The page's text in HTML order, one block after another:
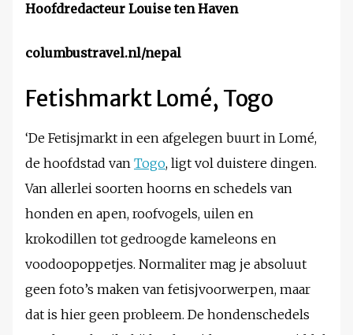
Hoofdredacteur Louise ten Haven
columbustravel.nl/nepal
Fetishmarkt Lomé, Togo
‘De Fetisjmarkt in een afgelegen buurt in Lomé,
de hoofdstad van Togo, ligt vol duistere dingen.
Van allerlei soorten hoorns en schedels van
honden en apen, roofvogels, uilen en
krokodillen tot gedroogde kameleons en
voodoopoppetjes. Normaliter mag je absoluut
geen foto’s maken van fetisjvoorwerpen, maar
dat is hier geen probleem. De hondenschedels